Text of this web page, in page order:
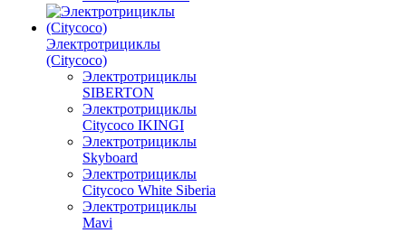
Электротрициклы
(Citycoco)
Электротрициклы
SIBERTON
Электротрициклы
Citycoco IKINGI
Электротрициклы
Skyboard
Электротрициклы
Citycoco White Siberia
Электротрициклы
Mavi